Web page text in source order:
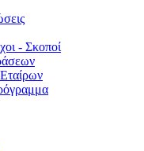
- Σκοποί